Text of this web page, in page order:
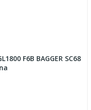
F6B BAGGER SC68